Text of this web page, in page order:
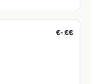
€-€€